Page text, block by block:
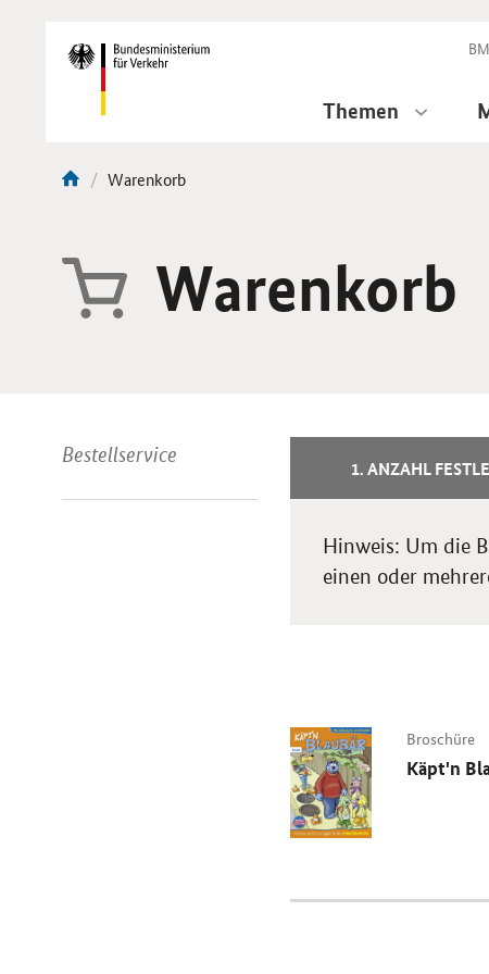
Navigation
Themen
Aktuelle
Warenkorb
Warenkorb
Bestellservice
1. ANZAHL
Hinweis: Um die
einen oder
Broschüre
Käpt'n